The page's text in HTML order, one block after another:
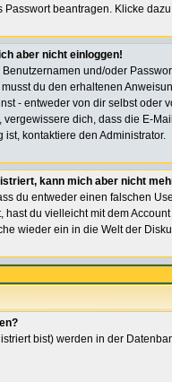
Passwort beantragen. Klicke
aber nicht einloggen!
und/oder
du den erhaltenen
- entweder von dir selbst oder
dich, dass die E-
kontaktiere den Administrator.
kann mich aber nicht
du entweder einen falschen
hast du vielleicht mit dem
wieder ein in die Welt der
bist) werden in der